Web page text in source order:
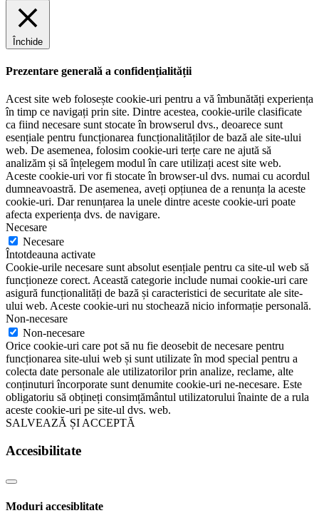
Închide
Prezentare generală a confidențialității
Acest site web folosește cookie-uri pentru a vă îmbunătăți experiența
în timp ce navigați prin site. Dintre acestea, cookie-urile clasificate
ca fiind necesare sunt stocate în browserul dvs., deoarece sunt
esențiale pentru funcționarea funcționalităților de bază ale site-ului
web. De asemenea, folosim cookie-uri terțe care ne ajută să
analizăm și să înțelegem modul în care utilizați acest site web.
Aceste cookie-uri vor fi stocate în browser-ul dvs. numai cu acordul
dumneavoastră. De asemenea, aveți opțiunea de a renunța la aceste
cookie-uri. Dar renunțarea la unele dintre aceste cookie-uri poate
afecta experiența dvs. de navigare.
Necesare
Necesare
Întotdeauna activate
Cookie-urile necesare sunt absolut esențiale pentru ca site-ul web să
funcționeze corect. Această categorie include numai cookie-uri care
asigură funcționalități de bază și caracteristici de securitate ale site-
ului web. Aceste cookie-uri nu stochează nicio informație personală.
Non-necesare
Non-necesare
Orice cookie-uri care pot să nu fie deosebit de necesare pentru
funcționarea site-ului web și sunt utilizate în mod special pentru a
colecta date personale ale utilizatorilor prin analize, reclame, alte
conținuturi încorporate sunt denumite cookie-uri ne-necesare. Este
obligatoriu să obțineți consimțământul utilizatorului înainte de a rula
aceste cookie-uri pe site-ul dvs. web.
SALVEAZĂ ȘI ACCEPTĂ
Accesibilitate
Moduri accesiblitate